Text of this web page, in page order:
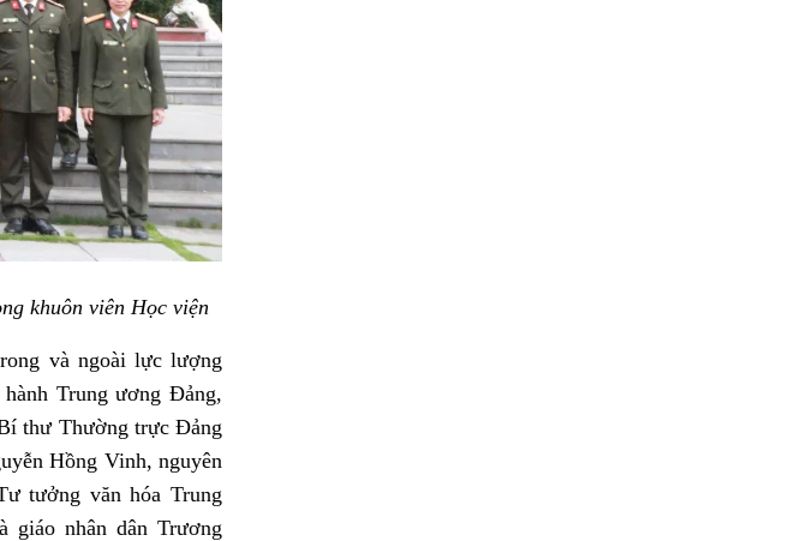
khuôn viên Học viện
và ngoài lực lượng
Trung ương Đảng,
thư Thường trực Đảng
Hồng Vinh, nguyên
tưởng văn hóa Trung
giáo nhân dân Trương